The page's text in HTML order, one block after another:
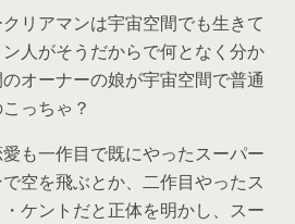
リアマンは宇宙空間でも生きて
人がそうだからで何となく分か
オーナーの娘が宇宙空間で普通
っちゃ？
も一作目で既にやったスーパー
空を飛ぶとか、二作目やったス
ケントだと正体を明かし、スー